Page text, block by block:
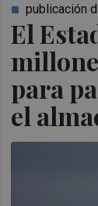
El
para
el
publicación